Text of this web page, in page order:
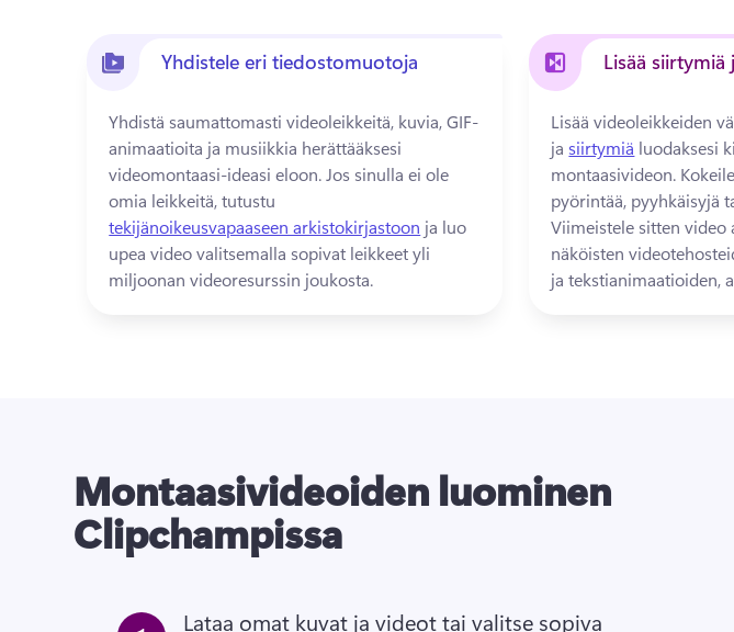
Yhdistele eri tiedostomuotoja
Yhdistä saumattomasti videoleikkeitä, kuvia, GIF-
animaatioita ja musiikkia herättääksesi
videomontaasi-ideasi eloon. Jos sinulla ei ole
omia leikkeitä, tutustu
tekijänoikeusvapaaseen arkistokirjastoon ja luo
upea video valitsemalla sopivat leikkeet yli
miljoonan videoresurssin joukosta.
Lisää siirtymiä
Lisää videoleikkeiden
ja siirtymiä luodaksesi
montaasivideon.
Viimeistele sitten video
näköisten
ja tekstianimaatioiden,
Montaasivideoiden luominen
Clipchampissa
Lataa omat kuvat ja videot tai valitse sopiva